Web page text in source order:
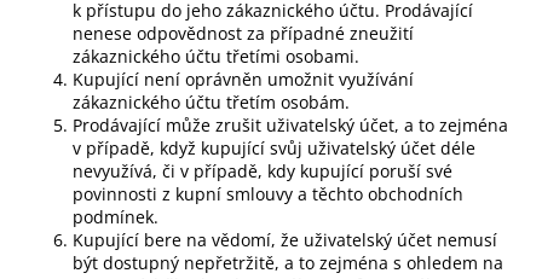
k přístupu do jeho zákaznického účtu. Prodávající
nenese odpovědnost za případné zneužití
zákaznického účtu třetími osobami.
Kupující není oprávněn umožnit využívání
zákaznického účtu třetím osobám.
Prodávající může zrušit uživatelský účet, a to zejména
v případě, když kupující svůj uživatelský účet déle
nevyužívá, či v případě, kdy kupující poruší své
povinnosti z kupní smlouvy a těchto obchodních
podmínek.
Kupující bere na vědomí, že uživatelský účet nemusí
být dostupný nepřetržitě, a to zejména s ohledem na